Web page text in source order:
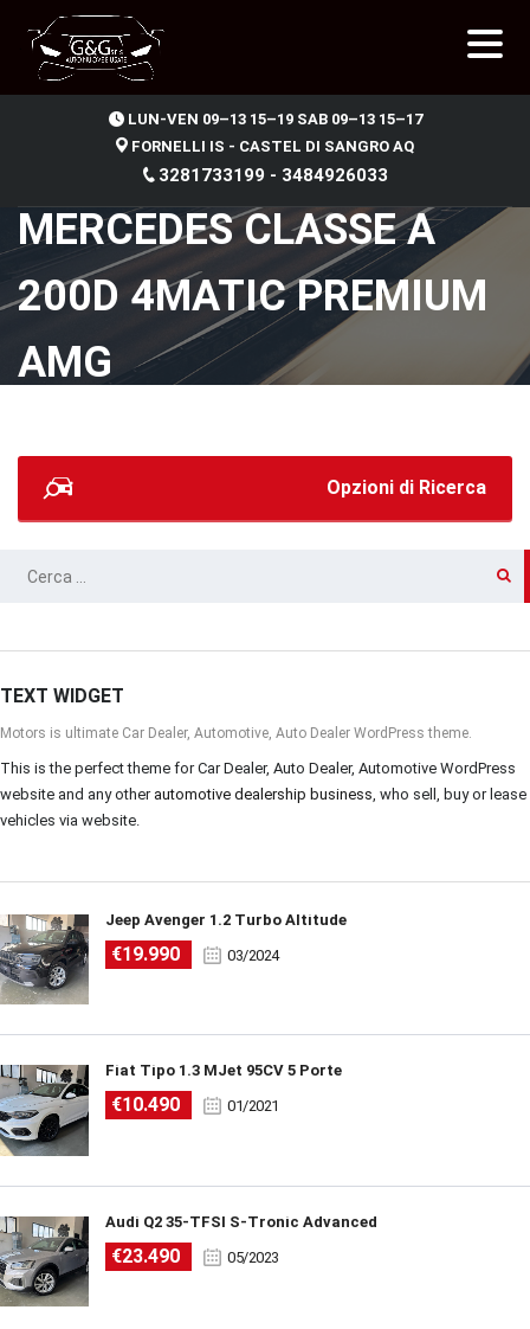
LUN-VEN 09–13 15–19 SAB 09–13 15–17
FORNELLI IS - CASTEL DI SANGRO AQ
3281733199 - 3484926033
MERCEDES CLASSE A
200D 4MATIC PREMIUM
AMG
Opzioni di Ricerca
RICERCA
TEXT WIDGET
Motors is ultimate Car Dealer, Automotive, Auto Dealer WordPress theme.
This is the perfect theme for Car Dealer, Auto Dealer, Automotive WordPress
website and any other automotive dealership business, who sell, buy or lease
vehicles via website.
Jeep Avenger 1.2 Turbo Altitude
€19.990 03/2024
Fiat Tipo 1.3 MJet 95CV 5 Porte
€10.490 01/2021
Audi Q2 35-TFSI S-Tronic Advanced
€23.490 05/2023